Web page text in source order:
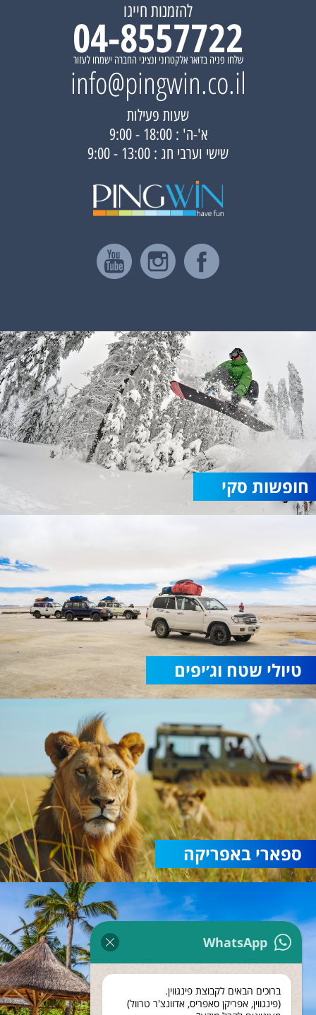
WhatsApp
ברוכים הבאים לקבוצת פינגווין.
(פינגווין, אפריקן סאפריס, אדוונצ'ר טרוול)
להזמנות חייגו
04-8557722
שלחו פניה בדואר אלקטרוני ונציגי החברה ישמחו לעזור
info@pingwin.co.il
שעות פעילות
א'-ה' : 18:00 - 9:00
שישי וערבי חג : 13:00 - 9:00
חופשות סקי
טיולי שטח וג׳יפים
ספארי באפריקה